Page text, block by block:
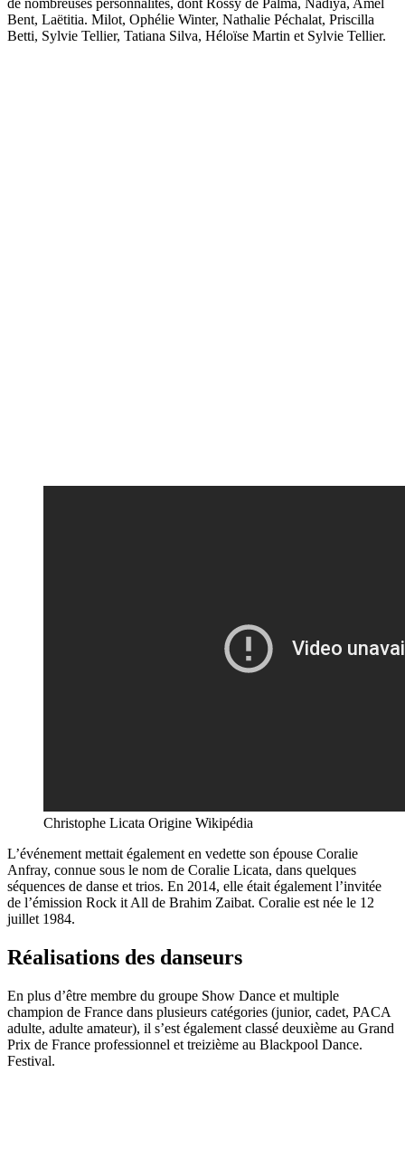
de nombreuses personnalités, dont Rossy de Palma, Nâdiya, Amel
Bent, Laëtitia. Milot, Ophélie Winter, Nathalie Péchalat, Priscilla
Betti, Sylvie Tellier, Tatiana Silva, Héloïse Martin et Sylvie Tellier.
Christophe Licata Origine Wikipédia
L’événement mettait également en vedette son épouse Coralie
Anfray, connue sous le nom de Coralie Licata, dans quelques
séquences de danse et trios. En 2014, elle était également l’invitée
de l’émission Rock it All de Brahim Zaibat. Coralie est née le 12
juillet 1984.
Réalisations des danseurs
En plus d’être membre du groupe Show Dance et multiple
champion de France dans plusieurs catégories (junior, cadet, PACA
adulte, adulte amateur), il s’est également classé deuxième au Grand
Prix de France professionnel et treizième au Blackpool Dance.
Festival.